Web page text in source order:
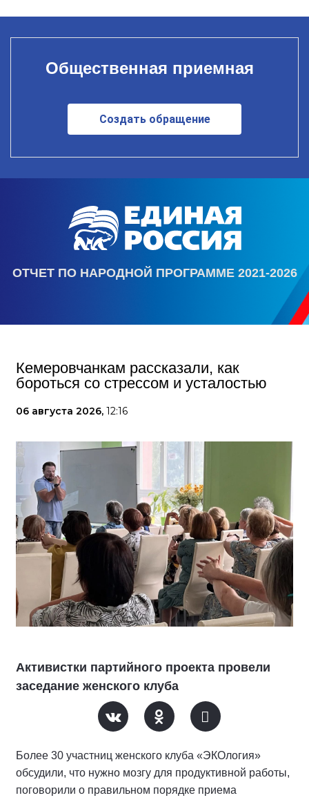
Общественная приемная
Создать обращение
ОТЧЕТ ПО НАРОДНОЙ ПРОГРАММЕ 2021-2026
Кемеровчанкам рассказали, как
бороться со стрессом и усталостью
06 августа 2026, 12:16
Активистки партийного проекта провели
заседание женского клуба
Более 30 участниц женского клуба «ЭКОлогия»
обсудили, что нужно мозгу для продуктивной работы,
поговорили о правильном порядке приема